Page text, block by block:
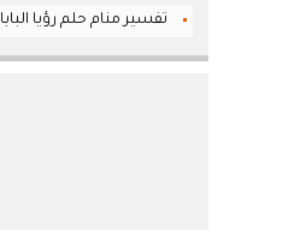
تفسير منام حلم رؤيا البابا